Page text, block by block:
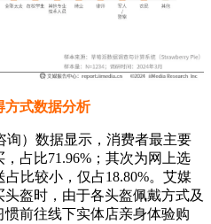
方式数据分析
）数据显示，消费者最主要
占比71.96%；其次为网上选
比较小，仅占18.80%。艾媒
盔时，由于各头盔佩戴方式及
前往线下实体店亲身体验购